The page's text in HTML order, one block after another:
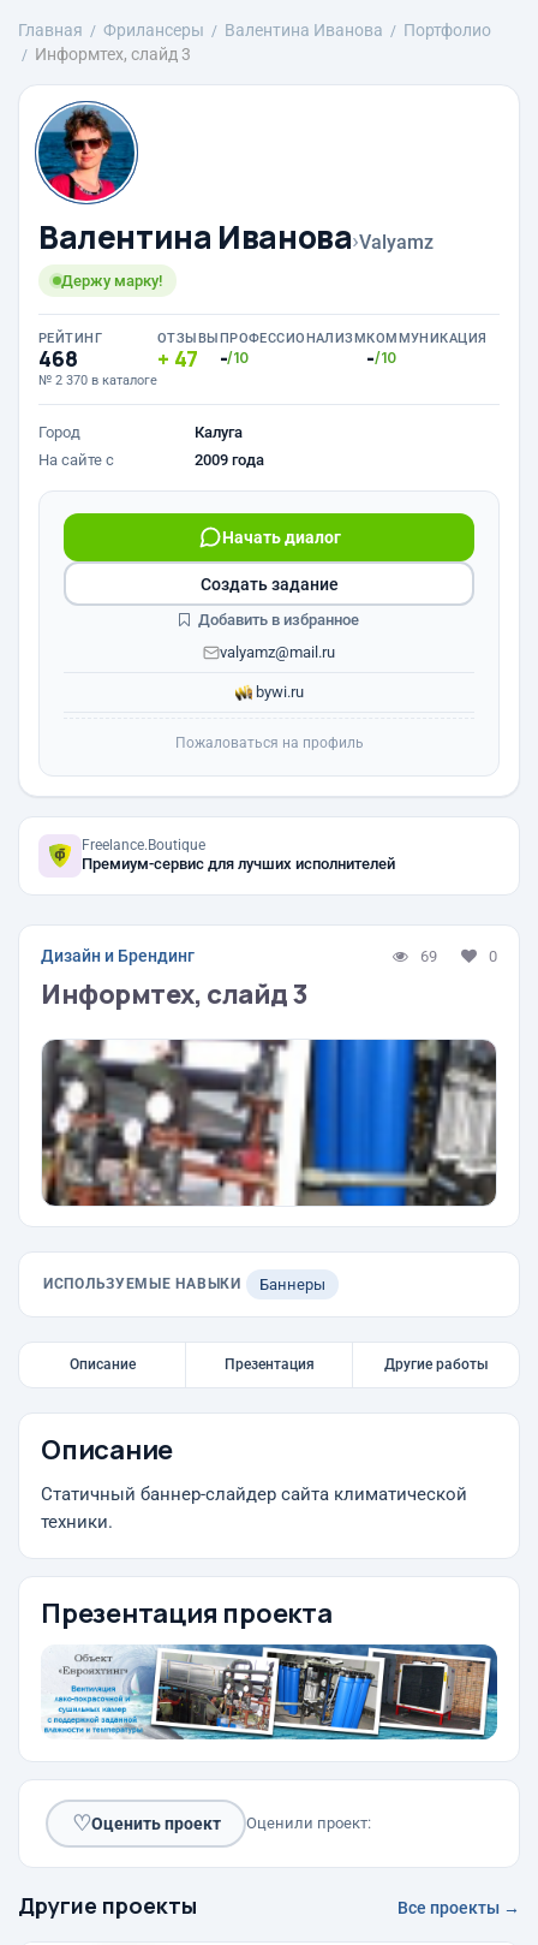
Главная Фрилансеры Валентина Иванова
Портфолио
Информтех, слайд 3
Валентина Иванова›Valyamz
Держу марку!
РЕЙТИНГ
468
№ 2 370 в каталоге
ОТЗЫВЫ
47
ПРОФЕССИОНАЛИЗМ
-/10
КОММУНИКАЦИЯ
-/10
Город
Калуга
На сайте с
2009 года
Начать диалог
valyamz@mail.ru
bywi.ru
Создать задание
Добавить в избранное
Пожаловаться на профиль
Freelance.Boutique
Премиум-сервис для лучших исполнителей
Дизайн и Брендинг 69 0
Информтех, слайд 3
ИСПОЛЬЗУЕМЫЕ НАВЫКИ Баннеры
Описание Презентация Другие работы
Описание
Статичный баннер-слайдер сайта климатической
техники.
Презентация проекта
♡Оценить проект Оценили проект:
Другие проекты Все проекты →